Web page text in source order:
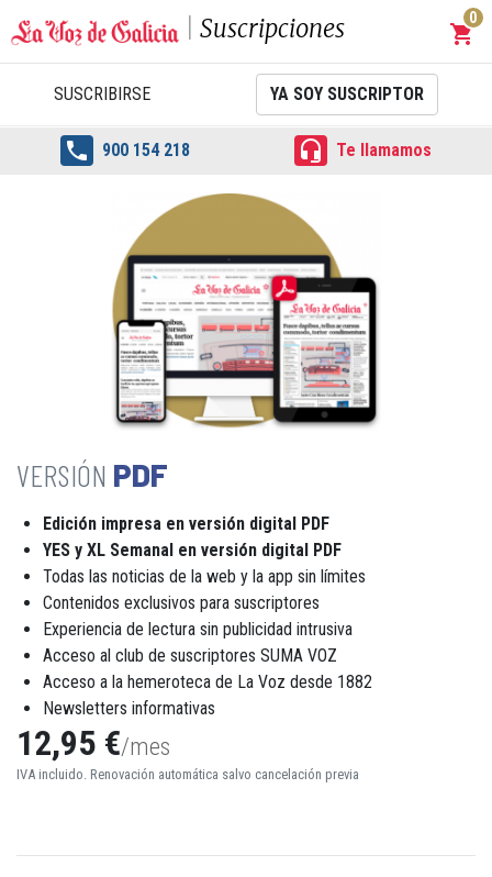
Suscripciones shopping_cart
0
SUSCRIBIRSE YA SOY SUSCRIPTOR
 900 154 218  Te llamamos
PDF
Edición impresa en versión digital PDF
YES y XL Semanal en versión digital PDF
Todas las noticias de la web y la app sin límites
Contenidos exclusivos para suscriptores
Experiencia de lectura sin publicidad intrusiva
Acceso al club de suscriptores SUMA VOZ
Acceso a la hemeroteca de La Voz desde 1882
Newsletters informativas
12,95 €/mes
IVA incluido. Renovación automática salvo cancelación previa